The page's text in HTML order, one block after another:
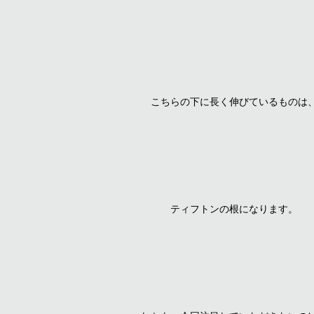
こちらの下に長く伸びているものは
ティフトンの根になります。